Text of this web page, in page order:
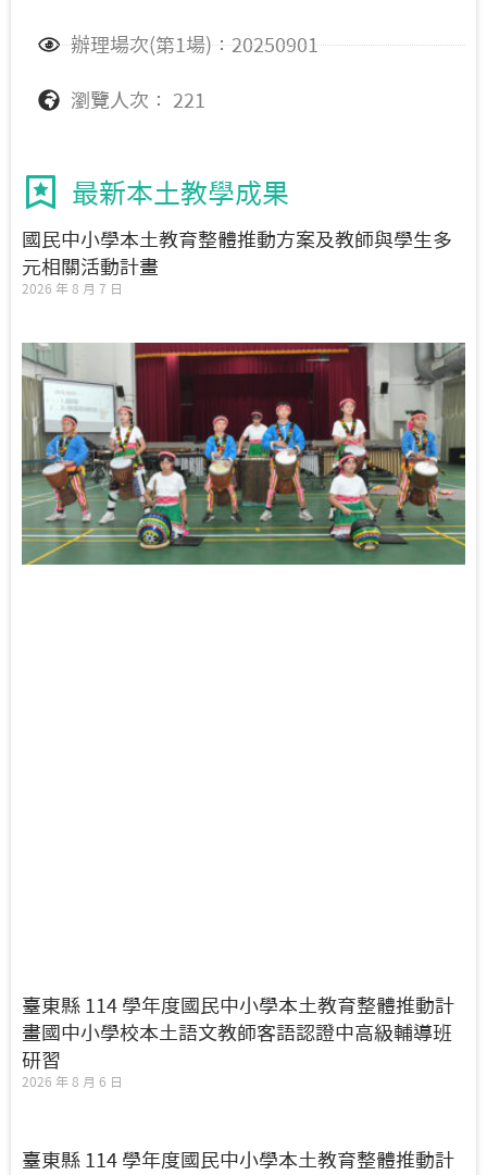
辦理場次(第1場)：20250901
瀏覽人次： 221
最新本土教學成果
國民中小學本土教育整體推動方案及教師與學生多
元相關活動計畫
2026 年 8 月 7 日
臺東縣 114 學年度國民中小學本土教育整體推動計
畫國中小學校本土語文教師客語認證中高級輔導班
研習
2026 年 8 月 6 日
臺東縣 114 學年度國民中小學本土教育整體推動計